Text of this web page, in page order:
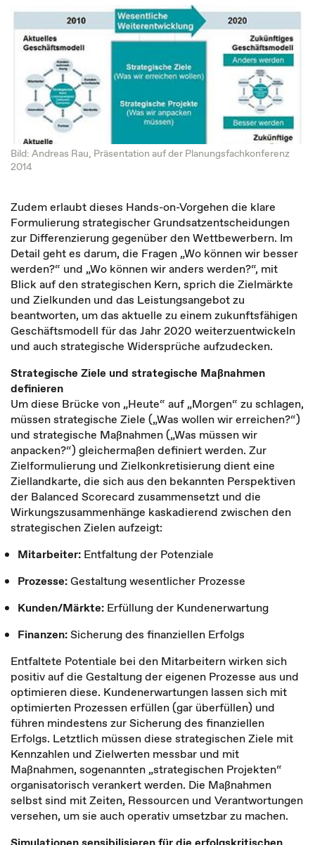
Bild: Andreas Rau, Präsentation auf der Planungsfachkonferenz
2014
Zudem erlaubt dieses Hands-on-Vorgehen die klare
Formulierung strategischer Grundsatzentscheidungen
zur Differenzierung gegenüber den Wettbewerbern. Im
Detail geht es darum, die Fragen „Wo können wir besser
werden?“ und „Wo können wir anders werden?“, mit
Blick auf den strategischen Kern, sprich die Zielmärkte
und Zielkunden und das Leistungsangebot zu
beantworten, um das aktuelle zu einem zukunftsfähigen
Geschäftsmodell für das Jahr 2020 weiterzuentwickeln
und auch strategische Widersprüche aufzudecken.
Strategische Ziele und strategische Maßnahmen
definieren
Um diese Brücke von „Heute“ auf „Morgen“ zu schlagen,
müssen strategische Ziele („Was wollen wir erreichen?“)
und strategische Maßnahmen („Was müssen wir
anpacken?“) gleichermaßen definiert werden. Zur
Zielformulierung und Zielkonkretisierung dient eine
Ziellandkarte, die sich aus den bekannten Perspektiven
der Balanced Scorecard zusammensetzt und die
Wirkungszusammenhänge kaskadierend zwischen den
strategischen Zielen aufzeigt:
Mitarbeiter: Entfaltung der Potenziale
Prozesse:Gestaltung wesentlicher Prozesse
Kunden/Märkte: Erfüllung der Kundenerwartung
Finanzen:Sicherung des finanziellen Erfolgs
Entfaltete Potentiale bei den Mitarbeitern wirken sich
positiv auf die Gestaltung der eigenen Prozesse aus und
optimieren diese. Kundenerwartungen lassen sich mit
optimierten Prozessen erfüllen (gar überfüllen) und
führen mindestens zur Sicherung des finanziellen
Erfolgs. Letztlich müssen diese strategischen Ziele mit
Kennzahlen und Zielwerten messbar und mit
Maßnahmen, sogenannten „strategischen Projekten“
organisatorisch verankert werden. Die Maßnahmen
selbst sind mit Zeiten, Ressourcen und Verantwortungen
versehen, um sie auch operativ umsetzbar zu machen.